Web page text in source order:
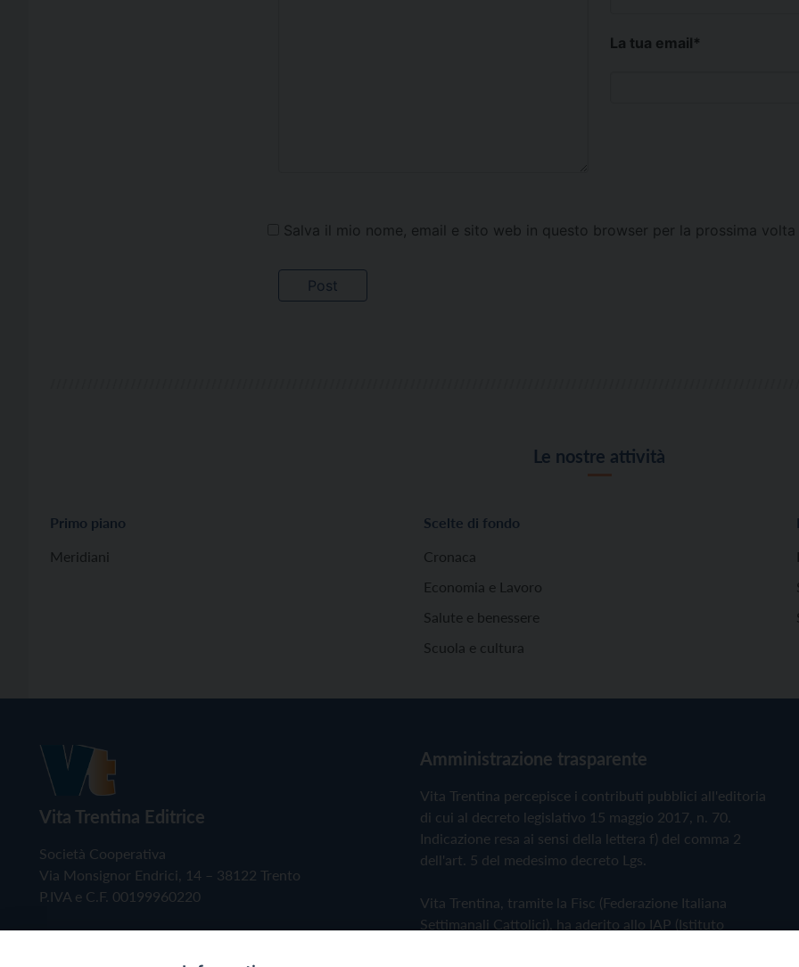
La tua email*
Salva il mio nome, email e sito web in questo browser per la prossima volta
Le nostre attività
Primo piano
Meridiani
Scelte di fondo
Cronaca
Economia e Lavoro
Salute e benessere
Scuola e cultura
Vita Trentina Editrice
Società Cooperativa
Via Monsignor Endrici, 14 – 38122 Trento
P.IVA e C.F. 00199960220
Amministrazione trasparente
Vita Trentina percepisce i contributi pubblici all'editoria
di cui al decreto legislativo 15 maggio 2017, n. 70.
Indicazione resa ai sensi della lettera f) del comma 2
dell'art. 5 del medesimo decreto Lgs.
Vita Trentina, tramite la Fisc (Federazione Italiana
Settimanali Cattolici), ha aderito allo IAP (Istituto